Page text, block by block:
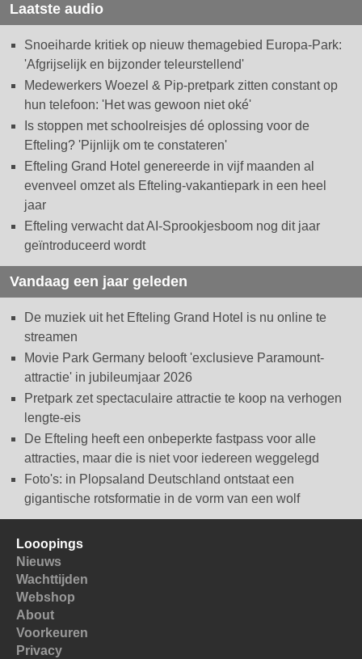
Laatste audio
Snoeiharde kritiek op nieuw themagebied Europa-Park:
'Afgrijselijk en bijzonder teleurstellend'
Medewerkers Woezel & Pip-pretpark zitten constant op
hun telefoon: 'Het was gewoon niet oké'
Is stoppen met schoolreisjes dé oplossing voor de
Efteling? 'Pijnlijk om te constateren'
Efteling Grand Hotel genereerde in vijf maanden al
evenveel omzet als Efteling-vakantiepark in een heel
jaar
Efteling verwacht dat AI-Sprookjesboom nog dit jaar
geïntroduceerd wordt
Vandaag een jaar geleden
De muziek uit het Efteling Grand Hotel is nu online te
streamen
Movie Park Germany belooft 'exclusieve Paramount-
attractie' in jubileumjaar 2026
Pretpark zet spectaculaire attractie te koop na verhogen
lengte-eis
De Efteling heeft een onbeperkte fastpass voor alle
attracties, maar die is niet voor iedereen weggelegd
Foto's: in Plopsaland Deutschland ontstaat een
gigantische rotsformatie in de vorm van een wolf
Looopings
Nieuws
Wachttijden
Webshop
About
Voorkeuren
Privacy